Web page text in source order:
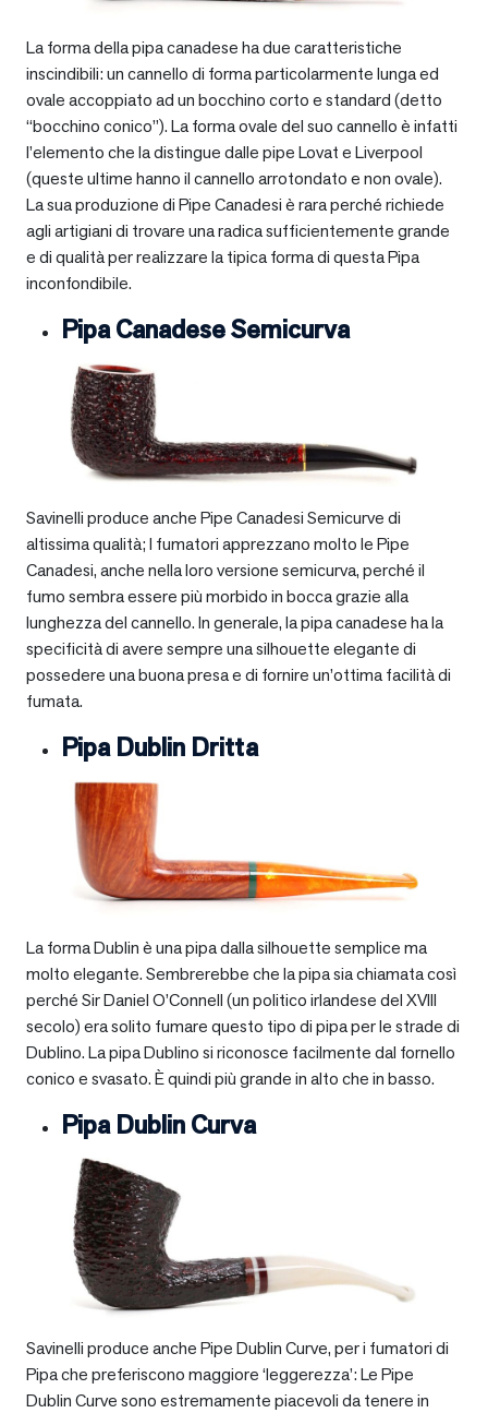
La forma della pipa canadese ha due caratteristiche
inscindibili: un cannello di forma particolarmente lunga ed
ovale accoppiato ad un bocchino corto e standard (detto
“bocchino conico”). La forma ovale del suo cannello è infatti
l’elemento che la distingue dalle pipe Lovat e Liverpool
(queste ultime hanno il cannello arrotondato e non ovale).
La sua produzione di Pipe Canadesi è rara perché richiede
agli artigiani di trovare una radica sufficientemente grande
e di qualità per realizzare la tipica forma di questa Pipa
inconfondibile.
Pipa Canadese Semicurva
Savinelli produce anche Pipe Canadesi Semicurve di
altissima qualità; I fumatori apprezzano molto le Pipe
Canadesi, anche nella loro versione semicurva, perché il
fumo sembra essere più morbido in bocca grazie alla
lunghezza del cannello. In generale, la pipa canadese ha la
specificità di avere sempre una silhouette elegante di
possedere una buona presa e di fornire un’ottima facilità di
fumata.
Pipa Dublin Dritta
La forma Dublin è una pipa dalla silhouette semplice ma
molto elegante. Sembrerebbe che la pipa sia chiamata così
perché Sir Daniel O’Connell (un politico irlandese del XVIII
secolo) era solito fumare questo tipo di pipa per le strade di
Dublino. La pipa Dublino si riconosce facilmente dal fornello
conico e svasato. È quindi più grande in alto che in basso.
Pipa Dublin Curva
Savinelli produce anche Pipe Dublin Curve, per i fumatori di
Pipa che preferiscono maggiore ‘leggerezza’: Le Pipe
Dublin Curve sono estremamente piacevoli da tenere in